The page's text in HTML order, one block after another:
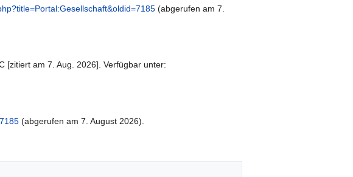
(abgerufen am 7.
[zitiert am 7. Aug. 2026]. Verfügbar unter:
(abgerufen am 7. August 2026).